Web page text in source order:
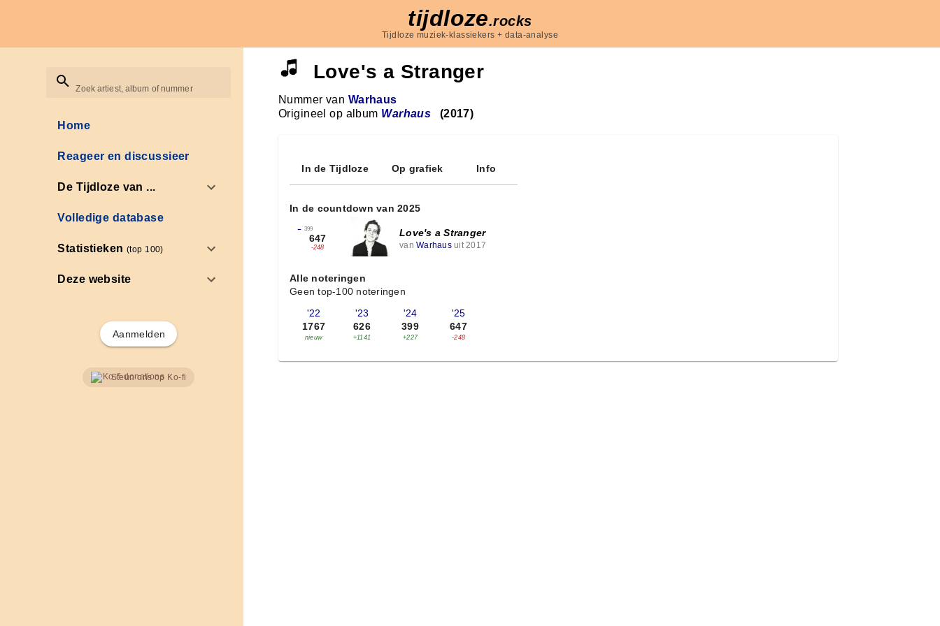
tijdloze.rocks
Tijdloze muziek-klassiekers + data-analyse
Zoek artiest, album of nummer
Home
Reageer en discussieer
De Tijdloze van ...
Volledige database
Statistieken(top 100)
Deze website
Aanmelden
Steun ons op Ko-fi
Love's a Stranger
Nummer van Warhaus
Origineel op album Warhaus (2017)
In de Tijdloze Op grafiek Info
In de countdown van 2025
← 399
647
-248
Love's a Stranger
van Warhausuit 2017
Alle noteringen
Geen top-100 noteringen
'22
1767
nieuw
'23
626
+1141
'24
399
+227
'25
647
-248